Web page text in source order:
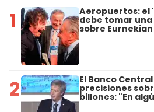
1 Aeropuertos: el
debe tomar
sobre
2 El Banco
precisiones
billones: "En